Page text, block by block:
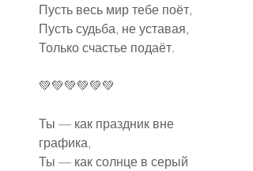
Пусть весь мир тебе поёт,
Пусть судьба, не уставая,
Только счастье подаёт.
💚💚💚💚💚💚
Ты — как праздник вне
графика,
Ты — как солнце в серый